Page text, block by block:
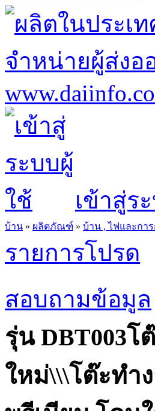
เข้าสู่ร
บ้าน » ผลิตภัณฑ์ » บ้าน , ไฟและกา
รายการโปรด
สอบถามข้อมูล
รุ่น DBT003
ใหม่\\\โต๊ะทำ